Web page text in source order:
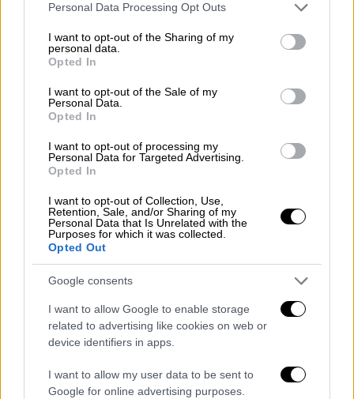
Please note that this website/app uses one or more Google
not limited to your visit or usage behaviour. You may click to
grant or deny consent to Google and its third-party tags to
use your data for below specified purposes in below Google
consent section.
Personal Data Processing Opt Outs
I want to opt-out of the Sharing of my
personal data.
Opted In
I want to opt-out of the Sale of my
Personal Data.
Opted In
I want to opt-out of processing my
Personal Data for Targeted Advertising.
Opted In
I want to opt-out of Collection, Use,
Retention, Sale, and/or Sharing of my
Personal Data that Is Unrelated with the
Purposes for which it was collected.
Opted Out
Google consents
I want to allow Google to enable storage
related to advertising like cookies on web or
device identifiers in apps.
I want to allow my user data to be sent to
Google for online advertising purposes.
Μανώλης Σαρικάκης.
προσεγγίσει τον άνδρα με ευγενικό τρόπο,
μιλώντας του και προσπαθώντας να τον
«Του είπα την ιδιότητά μου, ποιος είμαι,
τρόπο, να μην δοθεί συνέχεια. Με το που
έγινε το περιστατικό καλέσαμε αμέσως την
αστυνομία», τόνισε.
«Προσπάθησα να του μιλήσω αλλά
συνετιζόταν. Με έφτυσε, με πρόσβαλλε, με
έβριζε, μου πέταγε πέτρες στο χέρι και στο
λαιμό. Προσπάθησε να μου επιτεθεί, ήρθε
κατά πάνω μου. Προσπάθησα να αμυνθώ,
έκανα ένα βήμα πίσω, του έδωσα δύο